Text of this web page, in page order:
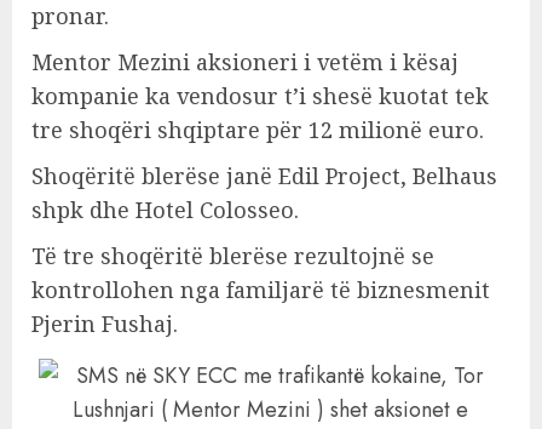
pronar.
Mentor Mezini aksioneri i vetëm i kësaj
kompanie ka vendosur t’i shesë kuotat tek
tre shoqëri shqiptare për 12 milionë euro.
Shoqëritë blerëse janë Edil Project, Belhaus
shpk dhe Hotel Colosseo.
Të tre shoqëritë blerëse rezultojnë se
kontrollohen nga familjarë të biznesmenit
Pjerin Fushaj.